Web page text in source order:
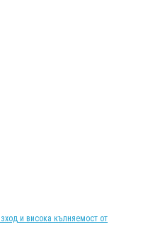
и висока кълняемост от